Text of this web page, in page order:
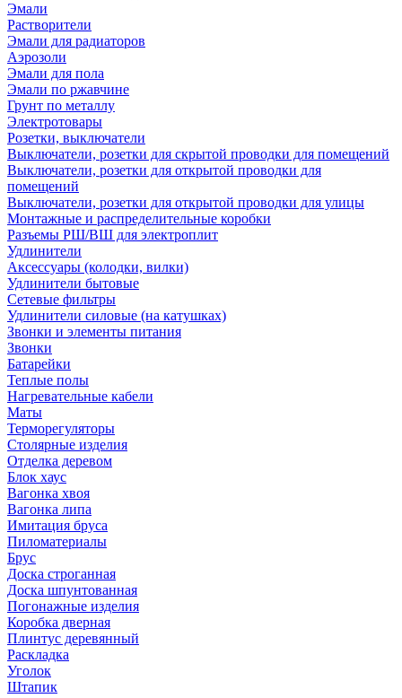
Эмали
Растворители
Эмали для радиаторов
Аэрозоли
Эмали для пола
Эмали по ржавчине
Грунт по металлу
Электротовары
Розетки, выключатели
Выключатели, розетки для скрытой проводки для помещений
Выключатели, розетки для открытой проводки для
помещений
Выключатели, розетки для открытой проводки для улицы
Монтажные и распределительные коробки
Разъемы РШ/ВШ для электроплит
Удлинители
Аксессуары (колодки, вилки)
Удлинители бытовые
Сетевые фильтры
Удлинители силовые (на катушках)
Звонки и элементы питания
Звонки
Батарейки
Теплые полы
Нагревательные кабели
Маты
Терморегуляторы
Столярные изделия
Отделка деревом
Блок хаус
Вагонка хвоя
Вагонка липа
Имитация бруса
Пиломатериалы
Брус
Доска строганная
Доска шпунтованная
Погонажные изделия
Коробка дверная
Плинтус деревянный
Раскладка
Уголок
Штапик